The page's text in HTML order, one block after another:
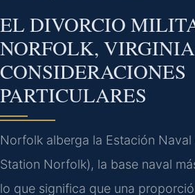
EL DIVORCIO
NORFOLK,
CONSIDERACIONES
PARTICULARES
Norfolk alberga la Estación
Station Norfolk), la base naval
lo que significa que una